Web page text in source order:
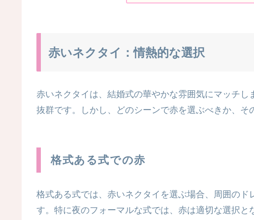
赤いネクタイ：情熱的な選択
赤いネクタイは、結婚式の華やかな雰囲気にマッチ
抜群です。しかし、どのシーンで赤を選ぶべきか、そ
格式ある式での赤
格式ある式では、赤いネクタイを選ぶ場合、周囲の
す。特に夜のフォーマルな式では、赤は適切な選択